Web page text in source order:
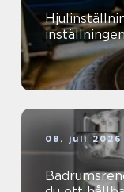
Hjulinställning
08. juli 2026